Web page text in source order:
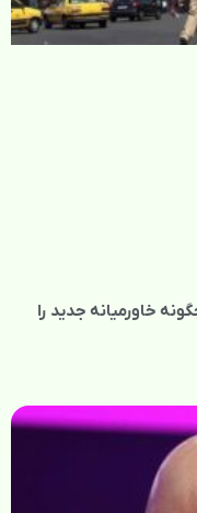
خاورمیانه جدید را